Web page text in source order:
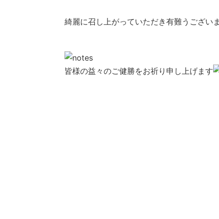
綺麗に召し上がっていただき有難うござい
皆様の益々のご健勝をお祈り申し上げます